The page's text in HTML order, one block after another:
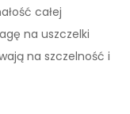
całej
na uszczelki
na szczelność i